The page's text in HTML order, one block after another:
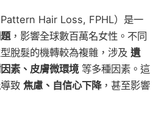
Hair Loss, FPHL）是一
，影響全球數百萬名女性。不同
脫髮的機轉較為複雜，涉及 遺
素、皮膚微環境 等多種因素。這
致 焦慮、自信心下降，甚至影響